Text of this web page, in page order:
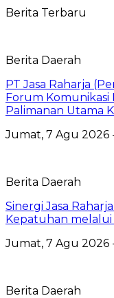
Berita Terbaru
Berita Daerah
PT Jasa Raharja
Forum Komunikasi
Palimanan Utama
Jumat, 7 Agu 2026
Berita Daerah
Sinergi Jasa
Kepatuhan
Jumat, 7 Agu 2026
Berita Daerah